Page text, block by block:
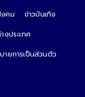
งคม
ข่าวบันเทิง
งประเทศ
ายการเป็นส่วนตัว